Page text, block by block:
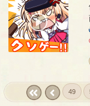
クソゲ
49